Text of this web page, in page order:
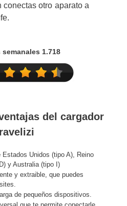
conectas otro aparato a
1.718
del cargador
Unidos (tipo A), Reino
y Australia (tipo I)
y extraible, que puedes
de pequeños dispositivos.